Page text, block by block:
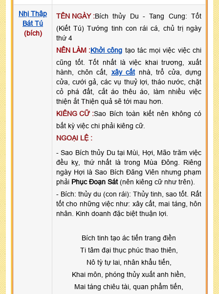
Nhị Thập
Bát Tú
(bích)
TÊN NGÀY :Bích thủy Du - Tang Cung: Tốt
(Kiết Tú) Tướng tinh con rái cá, chủ trị ngày
thứ 4
NÊN LÀM :Khởi công tạo tác mọi việc việc chi
cũng tốt. Tốt nhất là việc khai trương, xuất
hành, chôn cất, xây cấtnhà, trổ cửa, dựng
cửa, cưới gả, các vụ thuỷ lợi, tháo nước, chặt
cỏ phá đất, cắt áo thêu áo, làm nhiều việc
thiện ắt Thiện quả sẽ tới mau hơn.
KIÊNG CỮ :Sao Bích toàn kiết nên không có
bất kỳ việc chi phải kiêng cữ.
NGOẠI LỆ :
- Sao Bích thủy Du tại Mùi, Hợi, Mão trăm việc
đều kỵ, thứ nhất là trong Mùa Đông. Riêng
ngày Hợi là Sao Bích Đăng Viên nhưng phạm
phải Phục Đoạn Sát(nên kiêng cữ như trên).
- Bích: thủy du (con rái): Thủy tinh, sao tốt. Rất
tốt cho những việc như: xây cất, mai táng, hôn
nhân. Kinh doanh đặc biệt thuận lợi.
Bích tinh tạo ác tiến trang điền
Ti tâm đại thục phúc thao thiên,
Nô tỳ tự lai, nhân khẩu tiến,
Khai môn, phóng thủy xuất anh hiền,
Mai táng chiêu tài, quan phẩm tiến,